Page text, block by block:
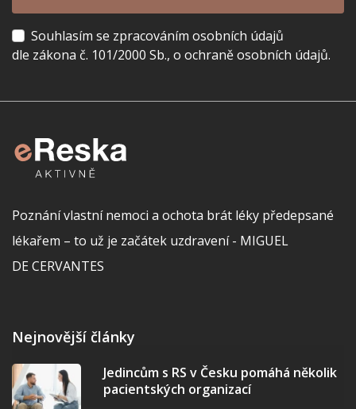
Souhlasím se zpracováním osobních údajů
dle zákona č. 101/2000 Sb., o ochraně osobních údajů.
Poznání vlastní nemoci a ochota brát léky předepsané
lékařem – to už je začátek uzdravení - MIGUEL
DE CERVANTES
Nejnovější články
Jedincům s RS v Česku pomáhá několik
pacientských organizací